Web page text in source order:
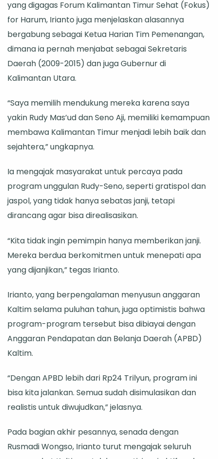
yang digagas Forum Kalimantan Timur Sehat (Fokus)
for Harum, Irianto juga menjelaskan alasannya
bergabung sebagai Ketua Harian Tim Pemenangan,
dimana ia pernah menjabat sebagai Sekretaris
Daerah (2009-2015) dan juga Gubernur di
Kalimantan Utara.
“Saya memilih mendukung mereka karena saya
yakin Rudy Mas’ud dan Seno Aji, memiliki kemampuan
membawa Kalimantan Timur menjadi lebih baik dan
sejahtera,” ungkapnya.
Ia mengajak masyarakat untuk percaya pada
program unggulan Rudy-Seno, seperti gratispol dan
jaspol, yang tidak hanya sebatas janji, tetapi
dirancang agar bisa direalisasikan.
“Kita tidak ingin pemimpin hanya memberikan janji.
Mereka berdua berkomitmen untuk menepati apa
yang dijanjikan,” tegas Irianto.
Irianto, yang berpengalaman menyusun anggaran
Kaltim selama puluhan tahun, juga optimistis bahwa
program-program tersebut bisa dibiayai dengan
Anggaran Pendapatan dan Belanja Daerah (APBD)
Kaltim.
“Dengan APBD lebih dari Rp24 Trilyun, program ini
bisa kita jalankan. Semua sudah disimulasikan dan
realistis untuk diwujudkan,” jelasnya.
Pada bagian akhir pesannya, senada dengan
Rusmadi Wongso, Irianto turut mengajak seluruh